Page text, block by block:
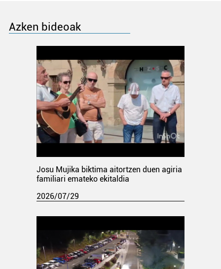
Azken bideoak
Josu Mujika biktima aitortzen duen agiria
familiari emateko ekitaldia
2026/07/29